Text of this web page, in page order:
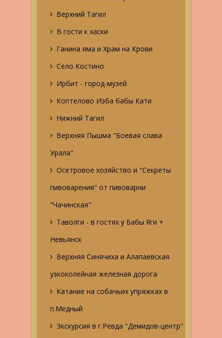
Верхний Тагил
В гости к хаски
Ганина яма и Храм на Крови
Село Костино
Ирбит - город-музей
Коптелово Изба бабы Кати
Нижний Тагил
Верхняя Пышма "Боевая слава
Урала"
Осетровое хозяйство и "Секреты
пивоварения" от пивоварни
"Чачинская"
Таволги - в гостях у Бабы Яги +
Невьянск
Верхняя Синячиха и Алапаевская
узкоколейная железная дорога
Катание на собачьих упряжках в
п.Медный
Экскурсия в г.Ревда "Демидов-центр"